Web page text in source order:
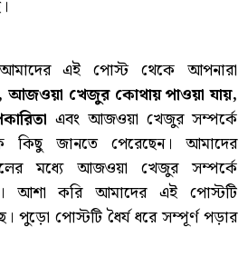
এই পোস্ট থেকে আপনারা
খেজুর কোথায় পাওয়া যায়,
এবং আজওয়া খেজুর সম্পর্কে
কিছু জানতে পেরেছেন। আমাদের
মধ্যে আজওয়া খেজুর সম্পর্কে
আশা করি আমাদের এই পোস্টটি
পুড়ো পোস্টটি ধৈর্য ধরে সম্পূর্ণ পড়ার